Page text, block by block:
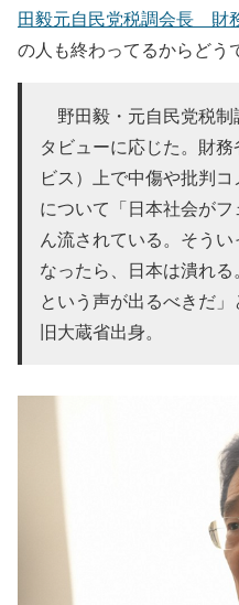
田毅元自民党税調会長 財
の人も終わってるからどう
野田毅・元自民党税制
タビューに応じた。財
ビス）上で中傷や批判
について「日本社会が
ん流されている。そう
なったら、日本は潰れる
という声が出るべきだ
旧大蔵省出身。